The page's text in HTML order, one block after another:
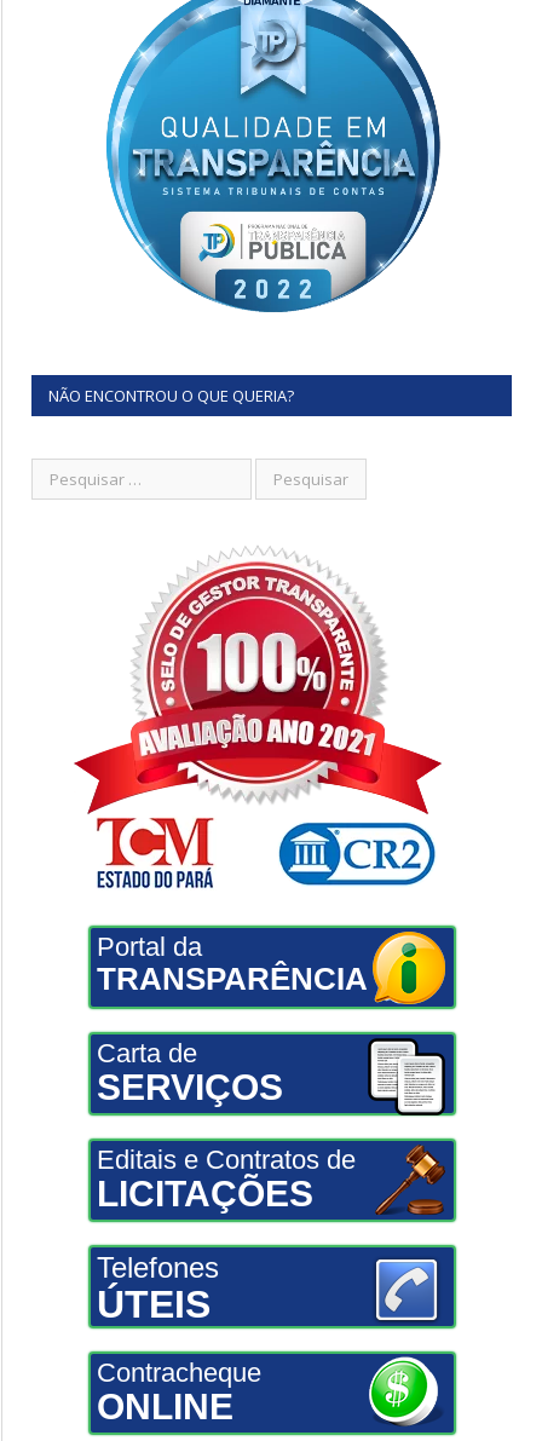
NÃO ENCONTROU O QUE QUERIA?
Portal da
TRANSPARÊNCIA
Carta de
SERVIÇOS
Editais e Contratos de
LICITAÇÕES
Telefones
ÚTEIS
Contracheque
ONLINE